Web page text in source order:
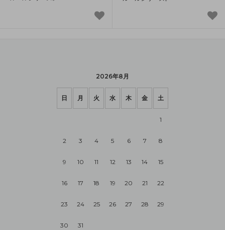
2026年8月
日 月 火 水 木 金 土
1
2 3 4 5 6 7 8
9 10 11 12 13 14 15
16 17 18 19 20 21 22
23 24 25 26 27 28 29
30 31